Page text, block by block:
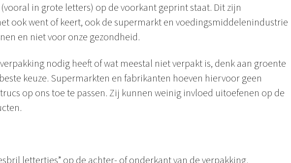
in grote letters) op de voorkant geprint staat. Dit zijn
ook went of keert, ook de supermarkt en voedingsmiddelenindustrie
en niet voor onze gezondheid.
nodig heeft of wat meestal niet verpakt is, denk aan groente
keuze. Supermarkten en fabrikanten hoeven hiervoor geen
op ons toe te passen. Zij kunnen weinig invloed uitoefenen op de